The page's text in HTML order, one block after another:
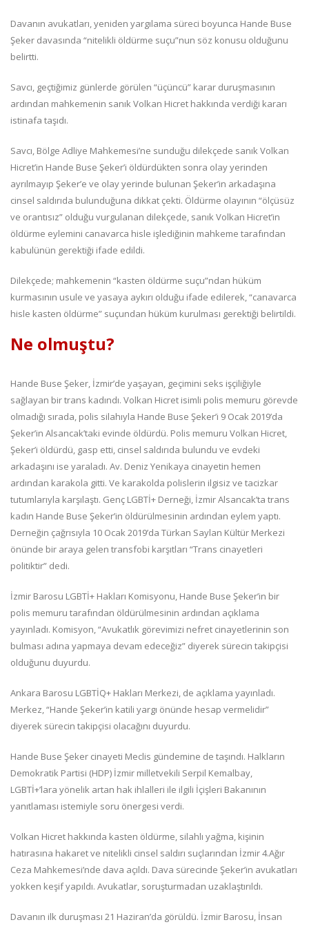
Davanın avukatları, yeniden yargılama süreci boyunca Hande Buse
Şeker davasında “nitelikli öldürme suçu”nun söz konusu olduğunu
belirtti.
Savcı, geçtiğimiz günlerde görülen “üçüncü” karar duruşmasının
ardından mahkemenin sanık Volkan Hicret hakkında verdiği kararı
istinafa taşıdı.
Savcı, Bölge Adliye Mahkemesi’ne sunduğu dilekçede sanık Volkan
Hicret’in Hande Buse Şeker’i öldürdükten sonra olay yerinden
ayrılmayıp Şeker’e ve olay yerinde bulunan Şeker’in arkadaşına
cinsel saldırıda bulunduğuna dikkat çekti. Öldürme olayının “ölçüsüz
ve orantısız” olduğu vurgulanan dilekçede, sanık Volkan Hicret’in
öldürme eylemini canavarca hisle işlediğinin mahkeme tarafından
kabulünün gerektiği ifade edildi.
Dilekçede; mahkemenin “kasten öldürme suçu”ndan hüküm
kurmasının usule ve yasaya aykırı olduğu ifade edilerek, “canavarca
hisle kasten öldürme” suçundan hüküm kurulması gerektiği belirtildi.
Ne olmuştu?
Hande Buse Şeker, İzmir’de yaşayan, geçimini seks işçiliğiyle
sağlayan bir trans kadındı. Volkan Hicret isimli polis memuru görevde
olmadığı sırada, polis silahıyla Hande Buse Şeker’i 9 Ocak 2019’da
Şeker’in Alsancak’taki evinde öldürdü. Polis memuru Volkan Hicret,
Şeker’i öldürdü, gasp etti, cinsel saldırıda bulundu ve evdeki
arkadaşını ise yaraladı. Av. Deniz Yenikaya cinayetin hemen
ardından karakola gitti. Ve karakolda polislerin ilgisiz ve tacizkar
tutumlarıyla karşılaştı. Genç LGBTİ+ Derneği, İzmir Alsancak’ta trans
kadın Hande Buse Şeker’in öldürülmesinin ardından eylem yaptı.
Derneğin çağrısıyla 10 Ocak 2019’da Türkan Saylan Kültür Merkezi
önünde bir araya gelen transfobi karşıtları “Trans cinayetleri
politiktir” dedi.
İzmir Barosu LGBTİ+ Hakları Komisyonu, Hande Buse Şeker’in bir
polis memuru tarafından öldürülmesinin ardından açıklama
yayınladı. Komisyon, “Avukatlık görevimizi nefret cinayetlerinin son
bulması adına yapmaya devam edeceğiz” diyerek sürecin takipçisi
olduğunu duyurdu.
Ankara Barosu LGBTİQ+ Hakları Merkezi, de açıklama yayınladı.
Merkez, “Hande Şeker’in katili yargı önünde hesap vermelidir”
diyerek sürecin takipçisi olacağını duyurdu.
Hande Buse Şeker cinayeti Meclis gündemine de taşındı. Halkların
Demokratik Partisi (HDP) İzmir milletvekili Serpil Kemalbay,
LGBTİ+’lara yönelik artan hak ihlalleri ile ilgili İçişleri Bakanının
yanıtlaması istemiyle soru önergesi verdi.
Volkan Hicret hakkında kasten öldürme, silahlı yağma, kişinin
hatırasına hakaret ve nitelikli cinsel saldırı suçlarından İzmir 4.Ağır
Ceza Mahkemesi’nde dava açıldı. Dava sürecinde Şeker’in avukatları
yokken keşif yapıldı. Avukatlar, soruşturmadan uzaklaştırıldı.
Davanın ilk duruşması 21 Haziran’da görüldü. İzmir Barosu, İnsan